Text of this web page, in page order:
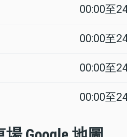
00:00至
00:00至
00:00至
00:00至